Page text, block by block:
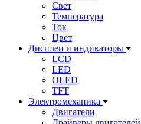
Свет
Температура
Ток
Цвет
Дисплеи и индикаторы
LCD
LED
OLED
TFT
Электромеханика
Двигатели